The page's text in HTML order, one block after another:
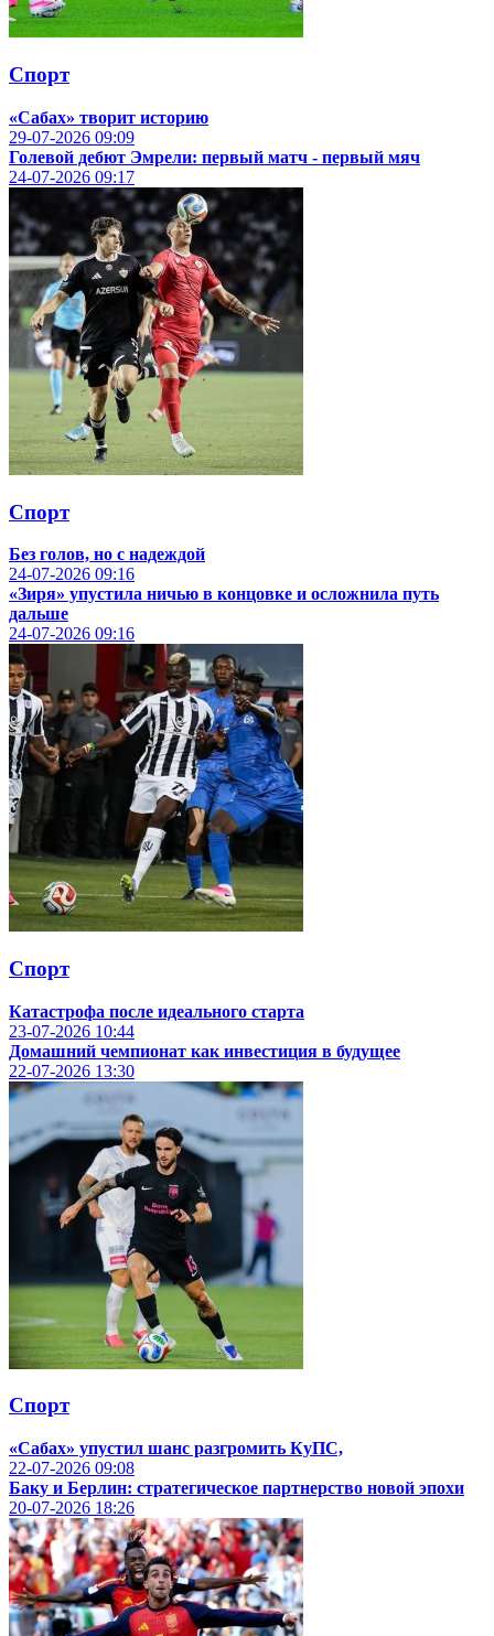
Спорт
«Сабах» творит историю
29-07-2026 09:09
Голевой дебют Эмрели: первый матч - первый мяч
24-07-2026 09:17
Спорт
Без голов, но с надеждой
24-07-2026 09:16
«Зиря» упустила ничью в концовке и осложнила путь
дальше
24-07-2026 09:16
Спорт
Катастрофа после идеального старта
23-07-2026 10:44
Домашний чемпионат как инвестиция в будущее
22-07-2026 13:30
Спорт
«Сабах» упустил шанс разгромить КуПС,
22-07-2026 09:08
Баку и Берлин: стратегическое партнерство новой эпохи
20-07-2026 18:26